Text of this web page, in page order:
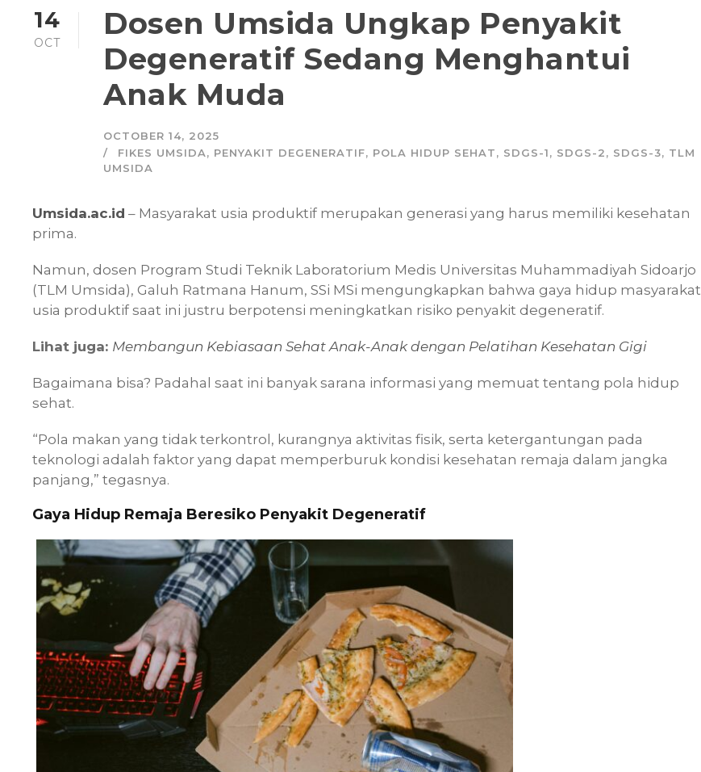
14
OCT
Dosen Umsida Ungkap Penyakit
Degeneratif Sedang Menghantui
Anak Muda
OCTOBER 14, 2025
FIKES UMSIDA, PENYAKIT DEGENERATIF, POLA HIDUP SEHAT, SDGS-1, SDGS-2, SDGS-3, TLM
UMSIDA
Umsida.ac.id – Masyarakat usia produktif merupakan generasi yang harus memiliki kesehatan
prima.
Namun, dosen Program Studi Teknik Laboratorium Medis Universitas Muhammadiyah Sidoarjo
(TLM Umsida), Galuh Ratmana Hanum, SSi MSi mengungkapkan bahwa gaya hidup masyarakat
usia produktif saat ini justru berpotensi meningkatkan risiko penyakit degeneratif.
Lihat juga: Membangun Kebiasaan Sehat Anak-Anak dengan Pelatihan Kesehatan Gigi
Bagaimana bisa? Padahal saat ini banyak sarana informasi yang memuat tentang pola hidup
sehat.
“Pola makan yang tidak terkontrol, kurangnya aktivitas fisik, serta ketergantungan pada
teknologi adalah faktor yang dapat memperburuk kondisi kesehatan remaja dalam jangka
panjang,” tegasnya.
Gaya Hidup Remaja Beresiko Penyakit Degeneratif